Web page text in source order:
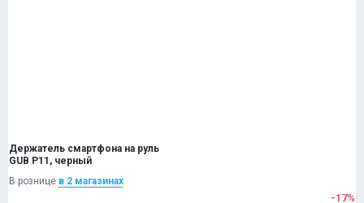
Держатель смартфона на руль
GUB P11, черный
В рознице в 2 магазинах
-17%